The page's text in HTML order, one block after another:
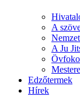
A
A Ju
Edzőtermek
Hírek